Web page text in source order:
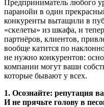
Предприниматель любого
паранойи в один
конкуренты вытащили в
«скелеты» из шкафа, и
партнёров, клиентов,
вообще катится по
не нужно конкурентов:
компании могут ваши
которые бывают у всех.
1. Осознайте: репутация
И не прячьте голову в